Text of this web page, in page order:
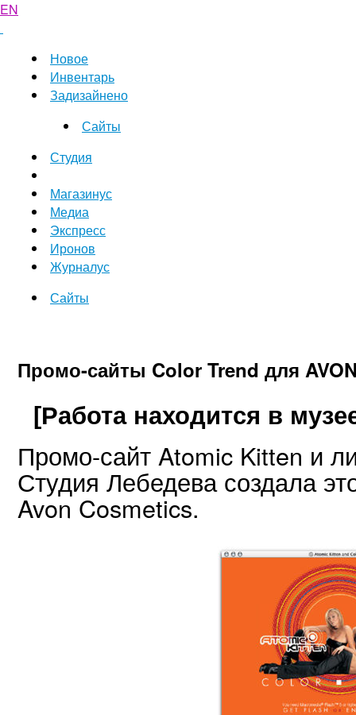
EN
Новое
Инвентарь
Задизайнено
Сайты
Студия
Магазинус
Медиа
Экспресс
Иронов
Журналус
Сайты
Промо-сайты Color Trend для
[Работа находится в
Промо-сайт Atomic Kitten и
Студия Лебедева создала
Avon Cosmetics.